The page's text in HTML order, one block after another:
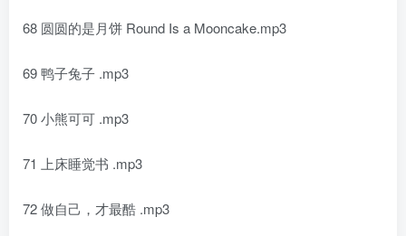
68 圆圆的是月饼 Round Is a Mooncake.mp3
69 鸭子兔子 .mp3
70 小熊可可 .mp3
71 上床睡觉书 .mp3
72 做自己，才最酷 .mp3